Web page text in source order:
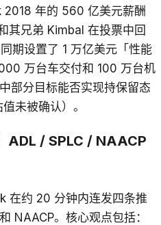
年的 560 亿美元薪酬
兄弟 Kimbal 在投票中回
期设置了 1 万亿美元「性能
万台车交付和 100 万台机
部分目标能否实现持保留态
未被确认）。
ADL / SPLC / NAACP
在约 20 分钟内连发四条推
NAACP。核心观点包括：